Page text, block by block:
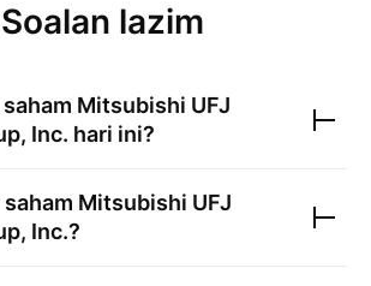
Soalan lazim
Mitsubishi UFJ
Inc. hari ini?
Mitsubishi UFJ
Inc.?